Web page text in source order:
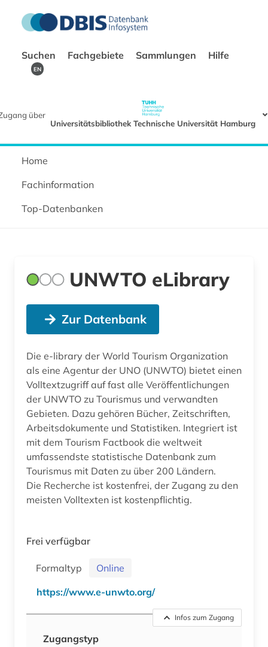
Suchen Fachgebiete Sammlungen Hilfe
EN
über
Universitätsbibliothek Technische Universität Hamburg
Home
Fachinformation
Top-Datenbanken
UNWTO eLibrary
Zur Datenbank
Die e-library der World Tourism Organization
als eine Agentur der UNO (UNWTO) bietet einen
Volltextzugriff auf fast alle Veröffentlichungen
der UNWTO zu Tourismus und verwandten
Gebieten. Dazu gehören Bücher, Zeitschriften,
Arbeitsdokumente und Statistiken. Integriert ist
mit dem Tourism Factbook die weltweit
umfassendste statistische Datenbank zum
Tourismus mit Daten zu über 200 Ländern.
Die Recherche ist kostenfrei, der Zugang zu den
meisten Volltexten ist kostenpflichtig.
Frei verfügbar
Formaltyp
Online
https://www.e-unwto.org/
Infos zum Zugang
Zugangstyp